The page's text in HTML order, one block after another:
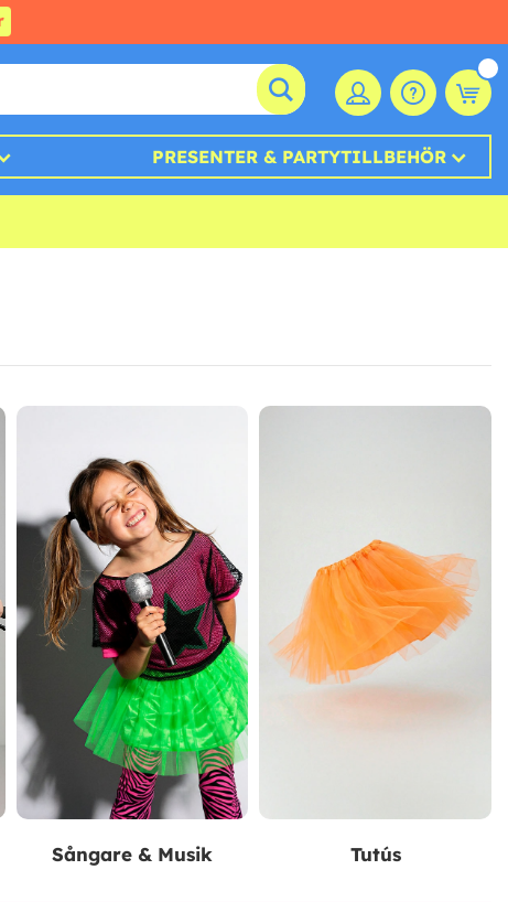
PRESENTER & PARTYTILLBEHÖR
Sångare & Musik Tutús